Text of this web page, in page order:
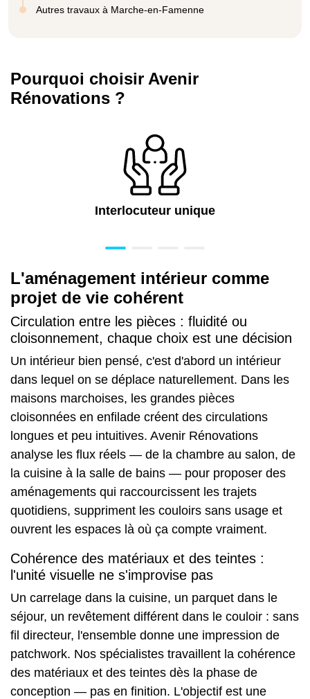
Autres travaux à Marche-en-Famenne
Pourquoi choisir Avenir
Rénovations ?
Interlocuteur unique
L'aménagement intérieur comme
projet de vie cohérent
Circulation entre les pièces : fluidité ou
cloisonnement, chaque choix est une décision
Un intérieur bien pensé, c'est d'abord un intérieur
dans lequel on se déplace naturellement. Dans les
maisons marchoises, les grandes pièces
cloisonnées en enfilade créent des circulations
longues et peu intuitives. Avenir Rénovations
analyse les flux réels — de la chambre au salon, de
la cuisine à la salle de bains — pour proposer des
aménagements qui raccourcissent les trajets
quotidiens, suppriment les couloirs sans usage et
ouvrent les espaces là où ça compte vraiment.
Cohérence des matériaux et des teintes :
l'unité visuelle ne s'improvise pas
Un carrelage dans la cuisine, un parquet dans le
séjour, un revêtement différent dans le couloir : sans
fil directeur, l'ensemble donne une impression de
patchwork. Nos spécialistes travaillent la cohérence
des matériaux et des teintes dès la phase de
conception — pas en finition. L'objectif est une